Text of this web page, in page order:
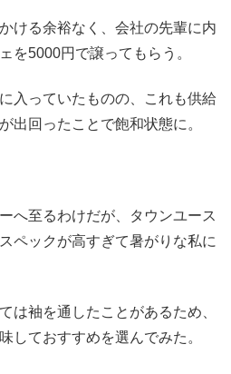
ける余裕なく、会社の先輩に内
を5000円で譲ってもらう。
入っていたものの、これも供給
出回ったことで飽和状態に。
へ至るわけだが、タウンユース
ペックが高すぎて暑がりな私に
は袖を通したことがあるため、
しておすすめを選んでみた。